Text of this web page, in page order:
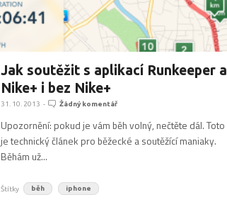
Jak soutěžit s aplikací Runkeeper a
Nike+ i bez Nike+
31. 10. 2013 - Žádný komentář
Upozornění: pokud je vám běh volný, nečtěte dál. Toto
je technický článek pro běžecké a soutěžící maniaky.
Běhám už...
Štítky běh iphone